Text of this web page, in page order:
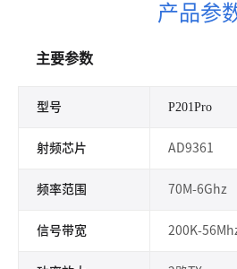
产品参
主要参数
型号 P201Pro
射频芯片 AD9361
频率范围 70M-6Ghz
信号带宽 200K-